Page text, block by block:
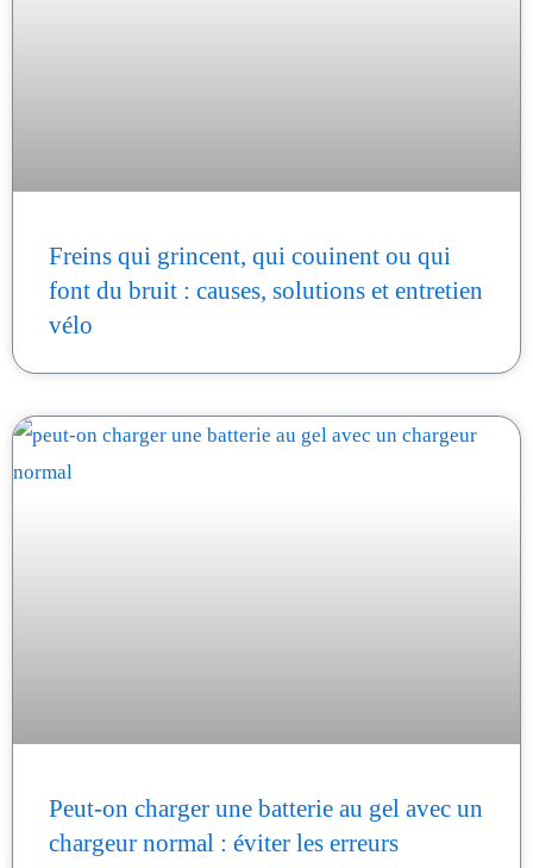
Freins qui grincent, qui couinent ou qui
font du bruit : causes, solutions et entretien
vélo
Peut-on charger une batterie au gel avec un
chargeur normal : éviter les erreurs